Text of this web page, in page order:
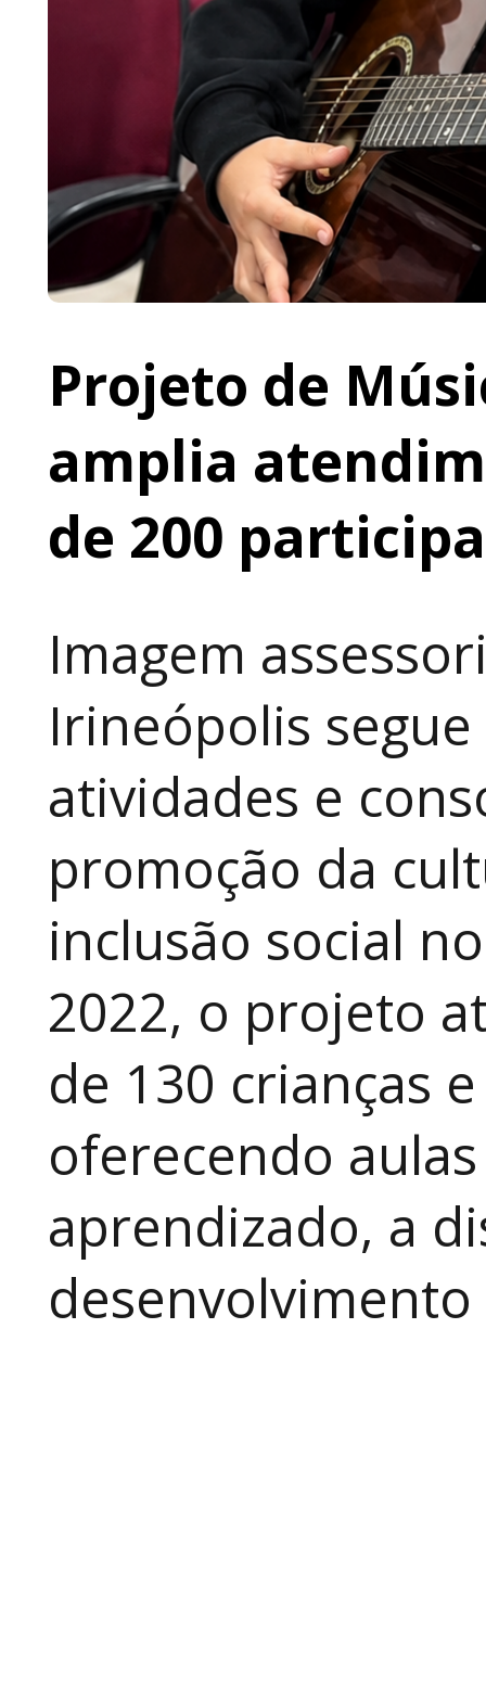
Projeto de
amplia
de 200
Imagem
Irineópolis
atividades e
promoção da
inclusão social
2022, o projeto
de 130 crianças
oferecendo
aprendizado, a